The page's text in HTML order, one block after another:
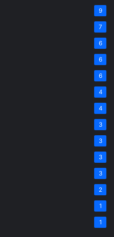
9
7
6
6
6
4
4
3
3
3
3
2
1
1